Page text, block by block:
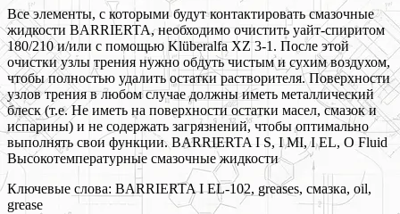
Все элементы, с которыми будут контактировать смазочные
жидкости BARRIERTA, необходимо очистить уайт-спиритом
180/210 и/или с помощью Klüberalfa XZ 3-1. После этой
очистки узлы трения нужно обдуть чистым и сухим воздухом,
чтобы полностью удалить остатки растворителя. Поверхности
узлов трения в любом случае должны иметь металлический
блеск (т.е. Не иметь на поверхности остатки масел, смазок и
испарины) и не содержать загрязнений, чтобы оптимально
выполнять свои функции. BARRIERTA I S, I MI, I EL, O Fluid
Высокотемпературные смазочные жидкости
Ключевые слова: BARRIERTA I EL-102, greases, смазка, oil,
grease